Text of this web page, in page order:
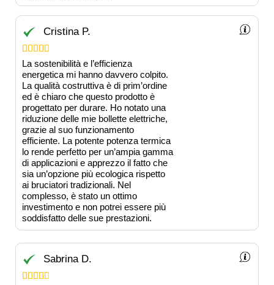
Cristina P.
    
La sostenibilità e l’efficienza
energetica mi hanno davvero colpito.
La qualità costruttiva è di prim’ordine
ed è chiaro che questo prodotto è
progettato per durare. Ho notato una
riduzione delle mie bollette elettriche,
grazie al suo funzionamento
efficiente. La potente potenza termica
lo rende perfetto per un’ampia gamma
di applicazioni e apprezzo il fatto che
sia un’opzione più ecologica rispetto
ai bruciatori tradizionali. Nel
complesso, è stato un ottimo
investimento e non potrei essere più
soddisfatto delle sue prestazioni.
Sabrina D.
    